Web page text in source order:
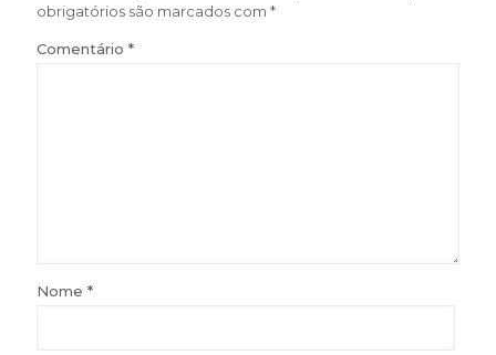
obrigatórios são marcados com *
Comentário *
Nome *